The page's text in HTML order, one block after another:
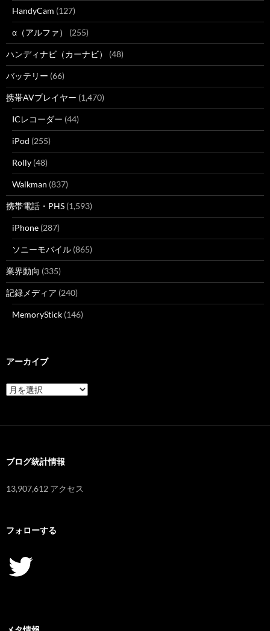
HandyCam (127)
α（アルファ） (255)
ハンディナビ（カーナビ） (48)
バッテリー (66)
携帯AVプレイヤー (1,470)
ICレコーダー (44)
iPod (255)
Rolly (48)
Walkman (837)
携帯電話・PHS (1,593)
iPhone (287)
ソニーモバイル (865)
業界動向 (335)
記録メディア (240)
MemoryStick (146)
アーカイブ
ア
ー
ブログ統計情報
13,907,612 アクセス
フォローする
Twitter